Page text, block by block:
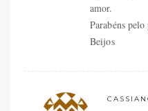
amor.
Parabéns
Beijos